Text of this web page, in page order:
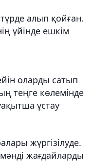
алып қойған.
үйінде ешкім
оларды сатып
теңге көлемінде
ұстау
жүргізілуде.
жағдайларды